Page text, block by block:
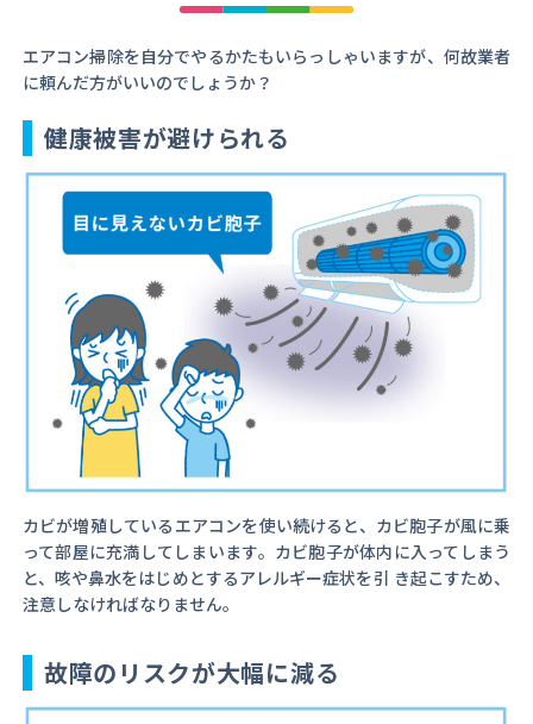
エアコン掃除を自分でやるかたもいらっしゃいますが、何故業者
に頼んだ方がいいのでしょうか？
健康被害が避けられる
カビが増殖しているエアコンを使い続けると、カビ胞子が風に乗
って部屋に充満してしまいます。カビ胞子が体内に入ってしまう
と、咳や鼻水をはじめとするアレルギー症状を引 き起こすため、
注意しなければなりません。
故障のリスクが大幅に減る